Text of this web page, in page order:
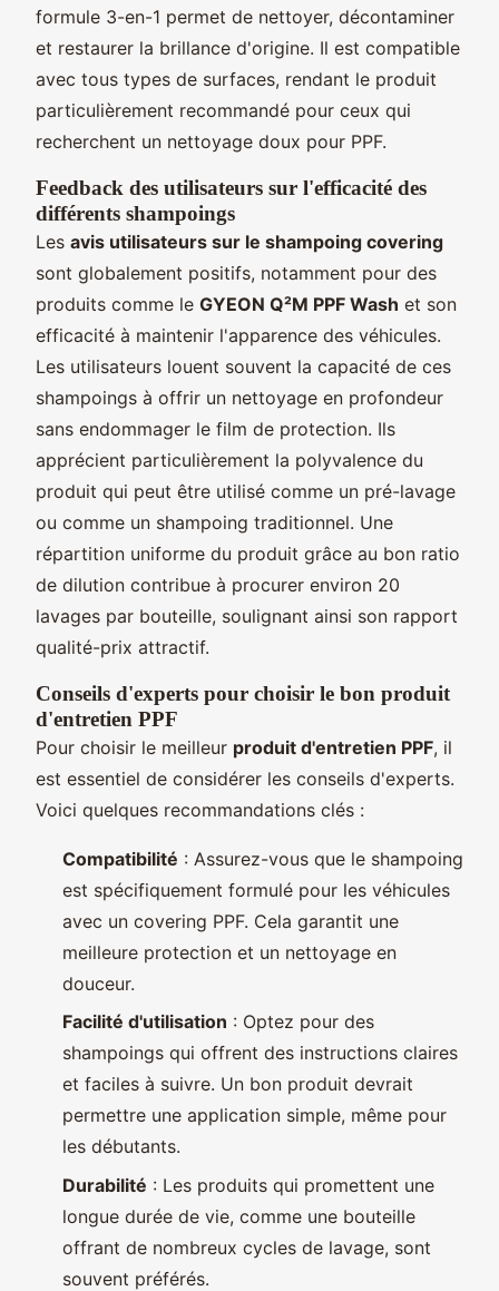
formule 3-en-1 permet de nettoyer, décontaminer
et restaurer la brillance d'origine. Il est compatible
avec tous types de surfaces, rendant le produit
particulièrement recommandé pour ceux qui
recherchent un nettoyage doux pour PPF.
Feedback des utilisateurs sur l'efficacité des
différents shampoings
Les avis utilisateurs sur le shampoing covering
sont globalement positifs, notamment pour des
produits comme le GYEON Q²M PPF Wash et son
efficacité à maintenir l'apparence des véhicules.
Les utilisateurs louent souvent la capacité de ces
shampoings à offrir un nettoyage en profondeur
sans endommager le film de protection. Ils
apprécient particulièrement la polyvalence du
produit qui peut être utilisé comme un pré-lavage
ou comme un shampoing traditionnel. Une
répartition uniforme du produit grâce au bon ratio
de dilution contribue à procurer environ 20
lavages par bouteille, soulignant ainsi son rapport
qualité-prix attractif.
Conseils d'experts pour choisir le bon produit
d'entretien PPF
Pour choisir le meilleur produit d'entretien PPF, il
est essentiel de considérer les conseils d'experts.
Voici quelques recommandations clés :
Compatibilité : Assurez-vous que le shampoing
est spécifiquement formulé pour les véhicules
avec un covering PPF. Cela garantit une
meilleure protection et un nettoyage en
douceur.
Facilité d'utilisation : Optez pour des
shampoings qui offrent des instructions claires
et faciles à suivre. Un bon produit devrait
permettre une application simple, même pour
les débutants.
Durabilité : Les produits qui promettent une
longue durée de vie, comme une bouteille
offrant de nombreux cycles de lavage, sont
souvent préférés.